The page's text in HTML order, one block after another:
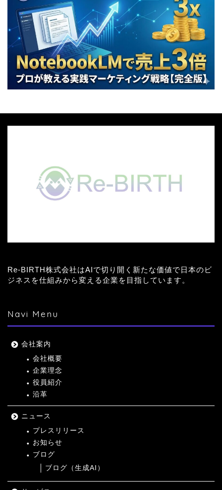
Re-BIRTH株式会社はAIで切り開く新たな価値で日本のビ
ジネスを仕組みから変える企業を目指しています。
Navi Menu
会社案内
会社概要
企業理念
役員紹介
沿革
ニュース
プレスリリース
お知らせ
ブログ
ブログ（生成AI）